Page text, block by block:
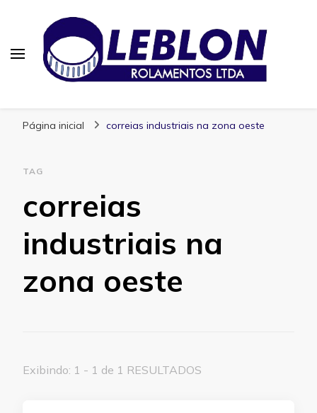
Página inicial correias industriais na zona oeste
TAG
correias
industriais na
zona oeste
Exibindo: 1 - 1 de 1 RESULTADOS